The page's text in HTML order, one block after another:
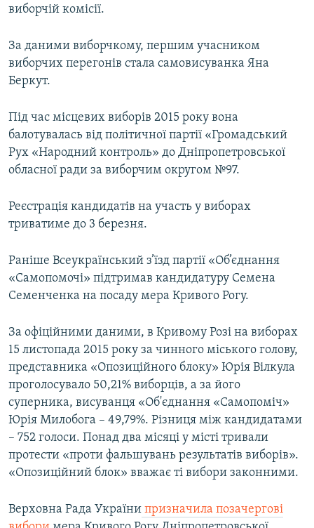
ДОЛУЧАЙСЯ!
Усі сайти RFE/RL
виборчій комісії.
За даними виборчкому, першим учасником
виборчих перегонів стала самовисуванка Яна
Беркут.
Під час місцевих виборів 2015 року вона
балотувалась від політичної партії «Громадський
Рух «Народний контроль» до Дніпропетровської
обласної ради за виборчим округом №97.
Реєстрація кандидатів на участь у виборах
триватиме до 3 березня.
Раніше Всеукраїнський з’їзд партії «Об’єднання
«Самопомочі» підтримав кандидатуру Семена
Семенченка на посаду мера Кривого Рогу.
За офіційними даними, в Кривому Розі на виборах
15 листопада 2015 року за чинного міського голову,
представника «Опозиційного блоку» Юрія Вілкула
проголосувало 50,21% виборців, а за його
суперника, висуванця «Об'єднання «Самопоміч»
Юрія Милобога – 49,79%. Різниця між кандидатами
– 752 голоси. Понад два місяці у місті тривали
протести «проти фальшувань результатів виборів».
«Опозиційний блок» вважає ті вибори законними.
Верховна Рада України призначила позачергові